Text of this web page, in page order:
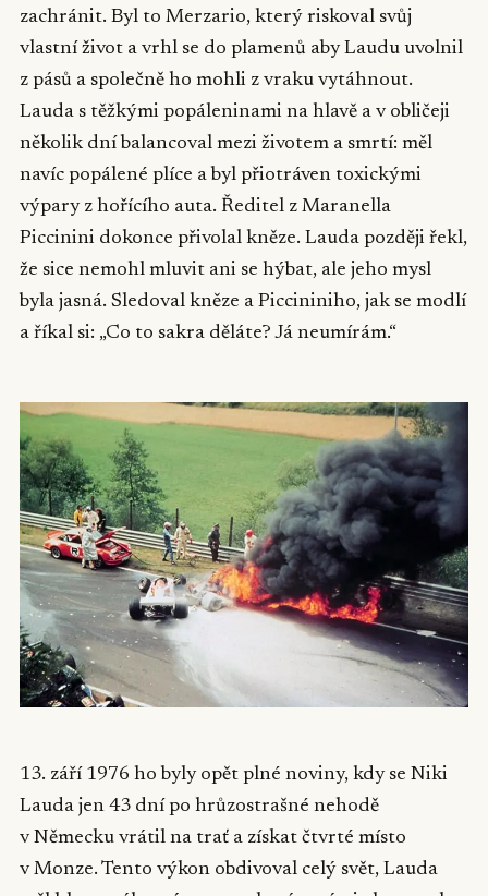
zachránit. Byl to Merzario, který riskoval svůj
vlastní život a vrhl se do plamenů aby Laudu uvolnil
z pásů a společně ho mohli z vraku vytáhnout.
Lauda s těžkými popáleninami na hlavě a v obličeji
několik dní balancoval mezi životem a smrtí: měl
navíc popálené plíce a byl přiotráven toxickými
výpary z hořícího auta. Ředitel z Maranella
Piccinini dokonce přivolal kněze. Lauda později řekl,
že sice nemohl mluvit ani se hýbat, ale jeho mysl
byla jasná. Sledoval kněze a Piccininiho, jak se modlí
a říkal si: „Co to sakra děláte? Já neumírám.“
13. září 1976 ho byly opět plné noviny, kdy se Niki
Lauda jen 43 dní po hrůzostrašné nehodě
v Německu vrátil na trať a získat čtvrté místo
v Monze. Tento výkon obdivoval celý svět, Lauda